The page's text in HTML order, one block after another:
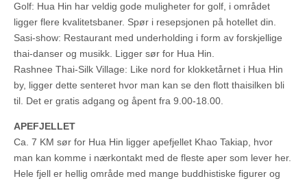
Golf: Hua Hin har veldig gode muligheter for golf, i området
ligger flere kvalitetsbaner. Spør i resepsjonen på hotellet din.
Sasi-show: Restaurant med underholding i form av forskjellige
thai-danser og musikk. Ligger sør for Hua Hin.
Rashnee Thai-Silk Village: Like nord for klokketårnet i Hua Hin
by, ligger dette senteret hvor man kan se den flott thaisilken bli
til. Det er gratis adgang og åpent fra 9.00-18.00.
APEFJELLET
Ca. 7 KM sør for Hua Hin ligger apefjellet Khao Takiap, hvor
man kan komme i nærkontakt med de fleste aper som lever her.
Hele fjell er hellig område med mange buddhistiske figurer og